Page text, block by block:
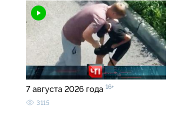
7 августа 2026 года 16+
3115